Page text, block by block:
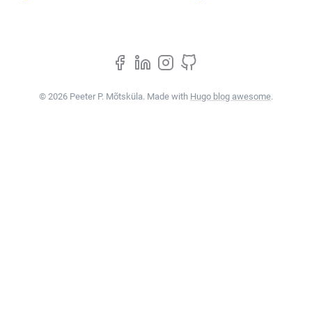
© 2026 Peeter P. Mõtsküla. Made with Hugo blog awesome.